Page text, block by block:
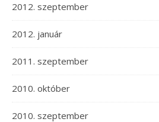
2012. szeptember
2012. január
2011. szeptember
2010. október
2010. szeptember